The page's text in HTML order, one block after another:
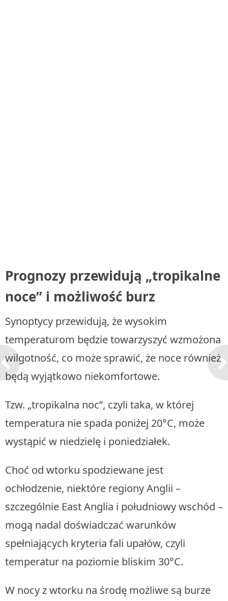
Prognozy przewidują „tropikalne
noce” i możliwość burz
Synoptycy przewidują, że wysokim
temperaturom będzie towarzyszyć wzmożona
wilgotność, co może sprawić, że noce również
będą wyjątkowo niekomfortowe.
Tzw. „tropikalna noc”, czyli taka, w której
temperatura nie spada poniżej 20°C, może
wystąpić w niedzielę i poniedziałek.
Choć od wtorku spodziewane jest
ochłodzenie, niektóre regiony Anglii –
szczególnie East Anglia i południowy wschód –
mogą nadal doświadczać warunków
spełniających kryteria fali upałów, czyli
temperatur na poziomie bliskim 30°C.
W nocy z wtorku na środę możliwe są burze